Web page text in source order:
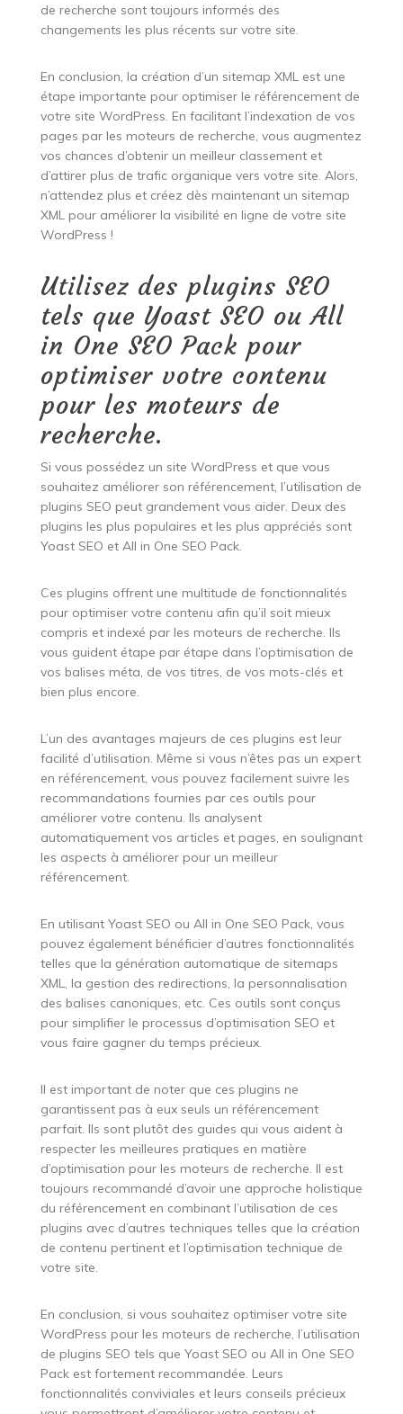
de recherche sont toujours informés des
changements les plus récents sur votre site.
En conclusion, la création d’un sitemap XML est une
étape importante pour optimiser le référencement de
votre site WordPress. En facilitant l’indexation de vos
pages par les moteurs de recherche, vous augmentez
vos chances d’obtenir un meilleur classement et
d’attirer plus de trafic organique vers votre site. Alors,
n’attendez plus et créez dès maintenant un sitemap
XML pour améliorer la visibilité en ligne de votre site
WordPress !
Utilisez des plugins SEO
tels que Yoast SEO ou All
in One SEO Pack pour
optimiser votre contenu
pour les moteurs de
recherche.
Si vous possédez un site WordPress et que vous
souhaitez améliorer son référencement, l’utilisation de
plugins SEO peut grandement vous aider. Deux des
plugins les plus populaires et les plus appréciés sont
Yoast SEO et All in One SEO Pack.
Ces plugins offrent une multitude de fonctionnalités
pour optimiser votre contenu afin qu’il soit mieux
compris et indexé par les moteurs de recherche. Ils
vous guident étape par étape dans l’optimisation de
vos balises méta, de vos titres, de vos mots-clés et
bien plus encore.
L’un des avantages majeurs de ces plugins est leur
facilité d’utilisation. Même si vous n’êtes pas un expert
en référencement, vous pouvez facilement suivre les
recommandations fournies par ces outils pour
améliorer votre contenu. Ils analysent
automatiquement vos articles et pages, en soulignant
les aspects à améliorer pour un meilleur
référencement.
En utilisant Yoast SEO ou All in One SEO Pack, vous
pouvez également bénéficier d’autres fonctionnalités
telles que la génération automatique de sitemaps
XML, la gestion des redirections, la personnalisation
des balises canoniques, etc. Ces outils sont conçus
pour simplifier le processus d’optimisation SEO et
vous faire gagner du temps précieux.
Il est important de noter que ces plugins ne
garantissent pas à eux seuls un référencement
parfait. Ils sont plutôt des guides qui vous aident à
respecter les meilleures pratiques en matière
d’optimisation pour les moteurs de recherche. Il est
toujours recommandé d’avoir une approche holistique
du référencement en combinant l’utilisation de ces
plugins avec d’autres techniques telles que la création
de contenu pertinent et l’optimisation technique de
votre site.
En conclusion, si vous souhaitez optimiser votre site
WordPress pour les moteurs de recherche, l’utilisation
de plugins SEO tels que Yoast SEO ou All in One SEO
Pack est fortement recommandée. Leurs
fonctionnalités conviviales et leurs conseils précieux